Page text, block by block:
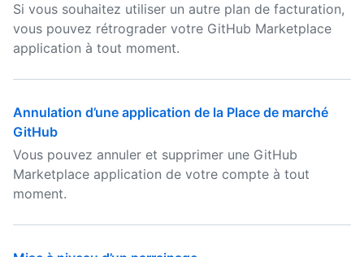
Si vous souhaitez utiliser un autre plan de facturation,
vous pouvez rétrograder votre GitHub Marketplace
application à tout moment.
Annulation d’une application de la Place de marché
GitHub
Vous pouvez annuler et supprimer une GitHub
Marketplace application de votre compte à tout
moment.